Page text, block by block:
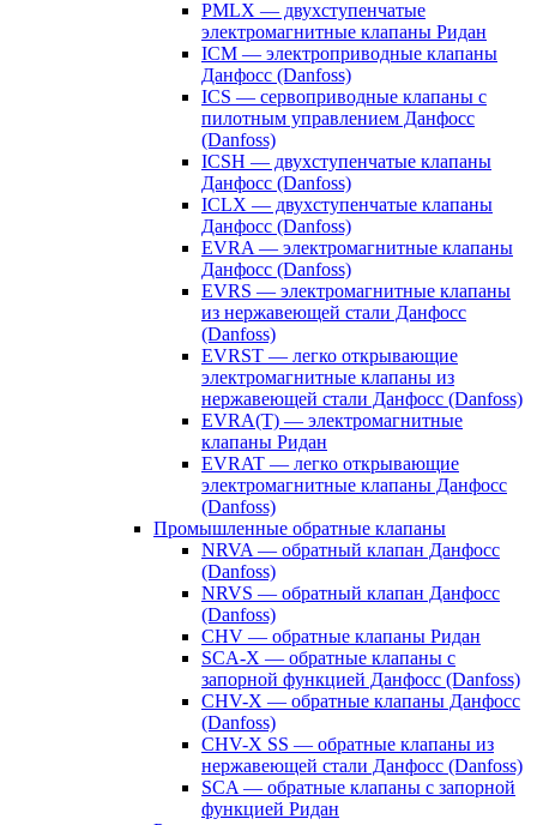
PMLX — двухступенчатые
электромагнитные клапаны Ридан
ICM — электроприводные клапаны
Данфосс (Danfoss)
ICS — сервоприводные клапаны с
пилотным управлением Данфосс
(Danfoss)
ICSH — двухступенчатые клапаны
Данфосс (Danfoss)
ICLX — двухступенчатые клапаны
Данфосс (Danfoss)
EVRA — электромагнитные клапаны
Данфосс (Danfoss)
EVRS — электромагнитные клапаны
из нержавеющей стали Данфосс
(Danfoss)
EVRST — легко открывающие
электромагнитные клапаны из
нержавеющей стали Данфосс (Danfoss)
EVRA(T) — электромагнитные
клапаны Ридан
EVRAT — легко открывающие
электромагнитные клапаны Данфосс
(Danfoss)
Промышленные обратные клапаны
NRVA — обратный клапан Данфосс
(Danfoss)
NRVS — обратный клапан Данфосс
(Danfoss)
CHV — обратные клапаны Ридан
SCA-X — обратные клапаны с
запорной функцией Данфосс (Danfoss)
CHV-X — обратные клапаны Данфосс
(Danfoss)
CHV-X SS — обратные клапаны из
нержавеющей стали Данфосс (Danfoss)
SCA — обратные клапаны с запорной
функцией Ридан